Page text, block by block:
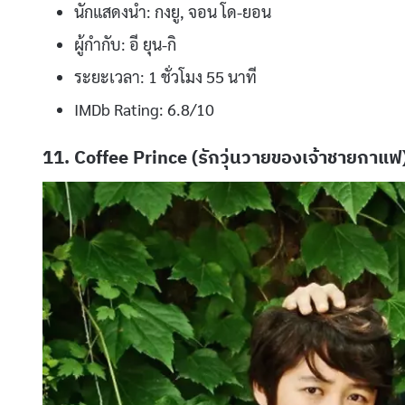
นักแสดงนำ: กงยู, จอน โด-ยอน
ผู้กำกับ: อี ยุน-กิ
ระยะเวลา: 1 ชั่วโมง 55 นาที
IMDb Rating: 6.8/10
11. Coffee Prince (รักวุ่นวายของเจ้าชายกาแ